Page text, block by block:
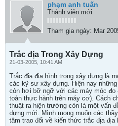
phạm anh tuấn
Thành viên mới
Tham gia ngày: Mar
Trắc địa Trong Xây Dựng
21-03-2005, 10:41 AM
Trắc địa địa hình trong xây dựng là
các kỹ sư xây dựng. Hiện nay
còn hơi bỡ ngỡ với các máy móc
toàn thực hành trên máy cơ). Cách
thuật ra hiện trường còn là một vấn
dựng mới. Mình mong muốn các
tâm trao đổi về kiến thức trắc địa địa